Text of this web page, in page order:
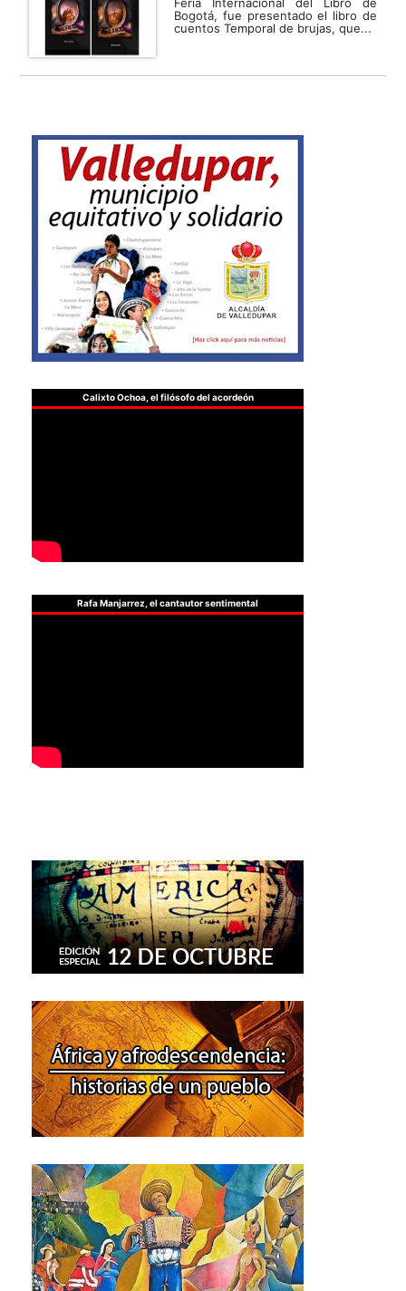
Feria Internacional del Libro de
Bogotá, fue presentado el libro de
cuentos Temporal de brujas, que...
Calixto Ochoa, el filósofo del acordeón
Rafa Manjarrez, el cantautor sentimental